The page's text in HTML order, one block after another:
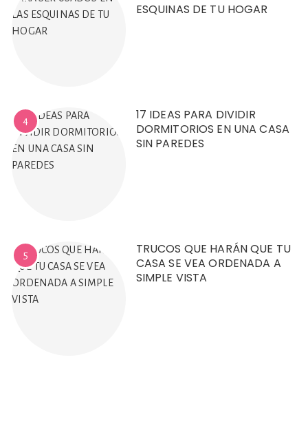
ESQUINAS DE TU HOGAR
4
17 IDEAS PARA DIVIDIR
DORMITORIOS EN UNA CASA
SIN PAREDES
5
TRUCOS QUE HARÁN QUE TU
CASA SE VEA ORDENADA A
SIMPLE VISTA